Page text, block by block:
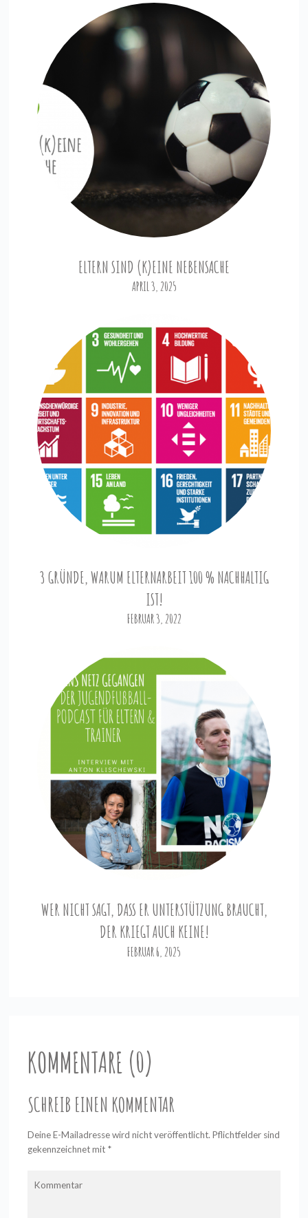
ELTERN SIND (K)EINE NEBENSACHE
APRIL 3, 2025
3 GRÜNDE, WARUM ELTERNARBEIT 100 % NACHHALTIG
IST!
FEBRUAR 3, 2022
WER NICHT SAGT, DASS ER UNTERSTÜTZUNG BRAUCHT,
DER KRIEGT AUCH KEINE!
FEBRUAR 6, 2025
KOMMENTARE (0)
SCHREIB EINEN KOMMENTAR
Deine E-Mailadresse wird nicht veröffentlicht. Pflichtfelder sind
gekennzeichnet mit *